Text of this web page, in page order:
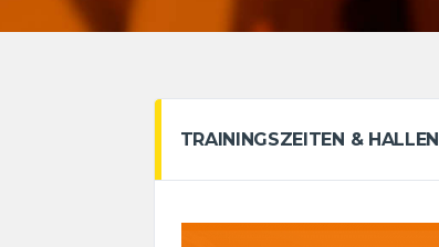
TRAININGSZEITEN & HALLEN